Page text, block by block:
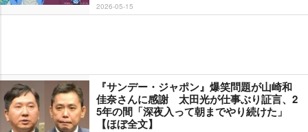
2026-05-15
『サンデー・ジャポン』爆笑問題が山崎和
佳奈さんに感謝 太田光が仕事ぶり証言、2
5年の間「深夜入って朝までやり続けた」
【ほぼ全文】